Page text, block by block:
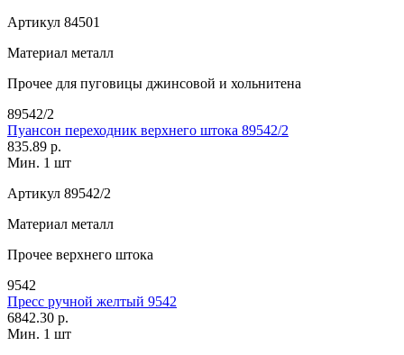
Артикул 84501
Материал металл
Прочее для пуговицы джинсовой и хольнитена
89542/2
Пуансон переходник верхнего штока 89542/2
835.89 р.
Мин. 1 шт
Артикул 89542/2
Материал металл
Прочее верхнего штока
9542
Пресс ручной желтый 9542
6842.30 р.
Мин. 1 шт